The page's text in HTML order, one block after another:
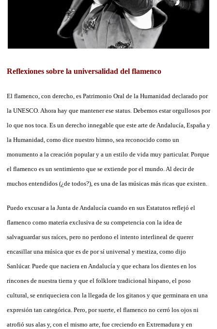
Reflexiones sobre la universalidad del flamenco
El flamenco, con derecho, es Patrimonio Oral de la Humanidad declarado por
la UNESCO. Ahora hay que mantener ese status. Debemos estar orgullosos por
lo que nos toca. Es un derecho innegable que este arte de Andalucía, España y
la Humanidad, como dice nuestro himno, sea reconocido como un
monumento a la creación popular y a un estilo de vida muy particular. Porque
el flamenco es un sentimiento que se extiende por el mundo. Al decir de
muchos entendidos (¿de todos?), es una de las músicas más ricas que existen.
Puedo excusar a la Junta de Andalucía cuando en sus Estatutos reflejó el
flamenco como materia exclusiva de su competencia con la idea de
salvaguardar sus raíces, pero no perdono el intento interlineal de querer
encasillar una música que es de por sí universal y mestiza, como dijo
Sanlúcar. Puede que naciera en Andalucía y que echara los dientes en los
rincones de nuestra tierra y que el folklore tradicional hispano, el poso
cultural, se enriqueciera con la llegada de los gitanos y que germinara en una
expresión tan categórica. Pero, por suerte, el flamenco no cerró los ojos ni
atrofió sus alas y, con el mismo arte, fue creciendo en Extremadura y en